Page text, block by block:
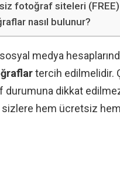
fotoğraf siteleri (FREE)
nasıl bulunur?
medya
tercih edilmelidir.
durumuna dikkat
sizlere hem ücretsiz